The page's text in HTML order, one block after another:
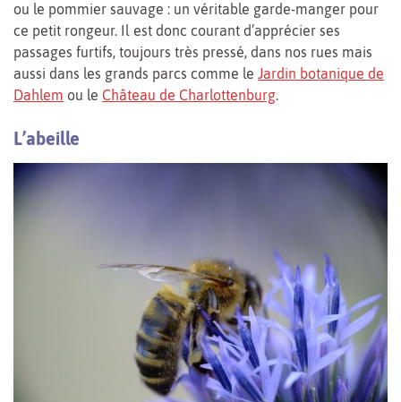
ou le pommier sauvage : un véritable garde-manger pour
ce petit rongeur. Il est donc courant d’apprécier ses
passages furtifs, toujours très pressé, dans nos rues mais
aussi dans les grands parcs comme le Jardin botanique de
Dahlem ou le Château de Charlottenburg.
L’abeille